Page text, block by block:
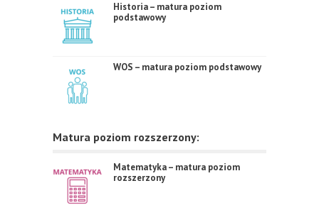
Historia – matura poziom
podstawowy
WOS – matura poziom podstawowy
Matura poziom rozszerzony:
Matematyka – matura poziom
rozszerzony